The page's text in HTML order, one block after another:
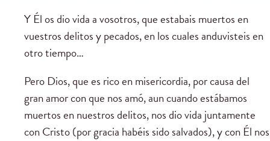
Y Él os dio vida a vosotros, que estabais muertos en
vuestros delitos y pecados, en los cuales anduvisteis en
otro tiempo…
Pero Dios, que es rico en misericordia, por causa del
gran amor con que nos amó, aun cuando estábamos
muertos en nuestros delitos, nos dio vida juntamente
con Cristo (por gracia habéis sido salvados), y con Él nos